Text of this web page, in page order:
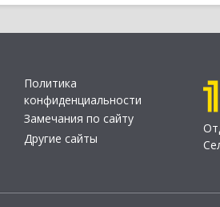
Политика
конфиденциальности
Замечания по сайту
Другие сайты